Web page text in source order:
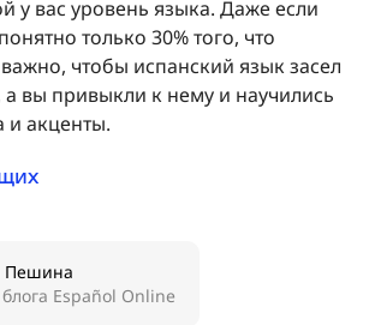
у вас уровень языка. Даже если
только 30% того, что
важно, чтобы испанский язык засел
вы привыкли к нему и научились
и акценты.
Пешина
Español Online